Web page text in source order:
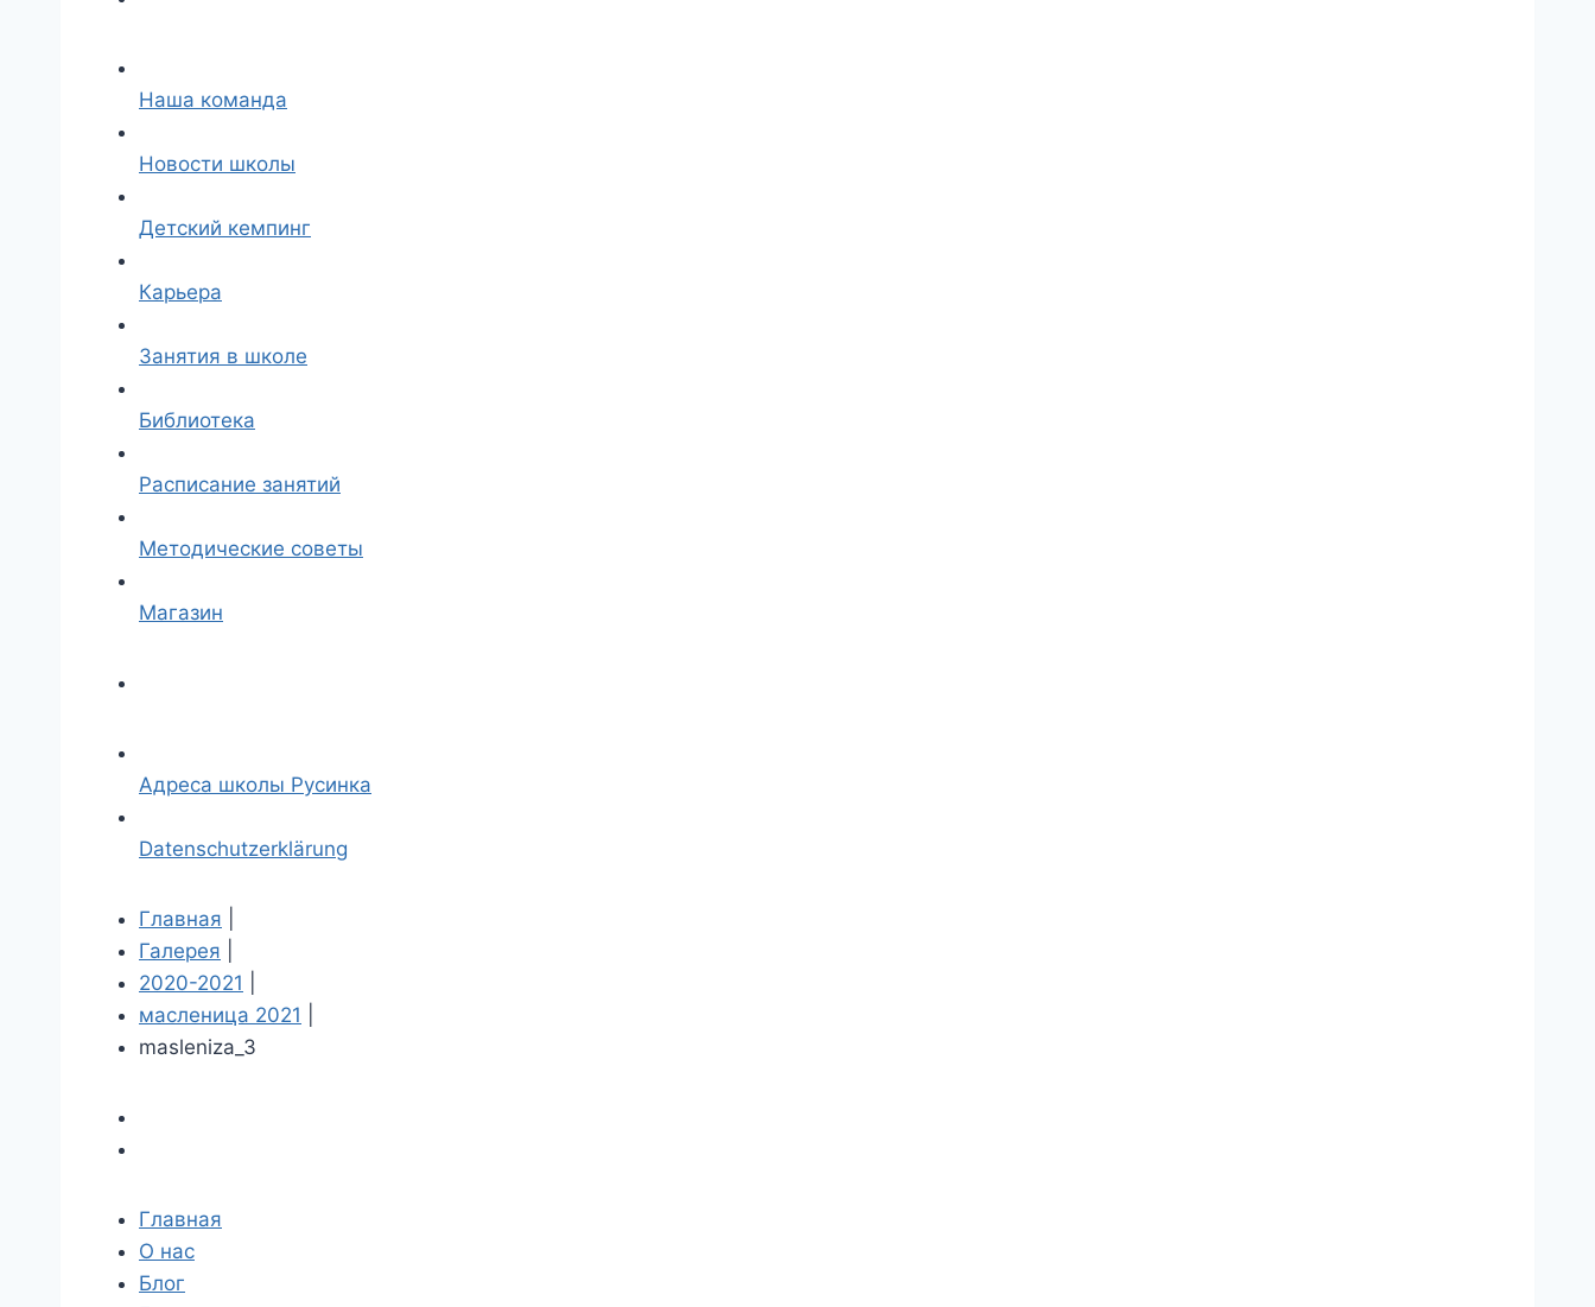
Наша команда
Новости школы
Детский кемпинг
Карьера
Занятия в школе
Библиотека
Расписание занятий
Методические советы
Магазин
Адреса школы Русинка
Datenschutzerklärung
Главная
Галерея
2020-2021
масленица 2021
masleniza_3
Главная
О нас
Блог